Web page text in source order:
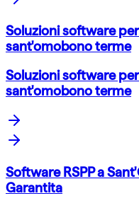
Soluzioni software
sant'omobono terme
Soluzioni software
sant'omobono terme
Software RSPP a
Garantita